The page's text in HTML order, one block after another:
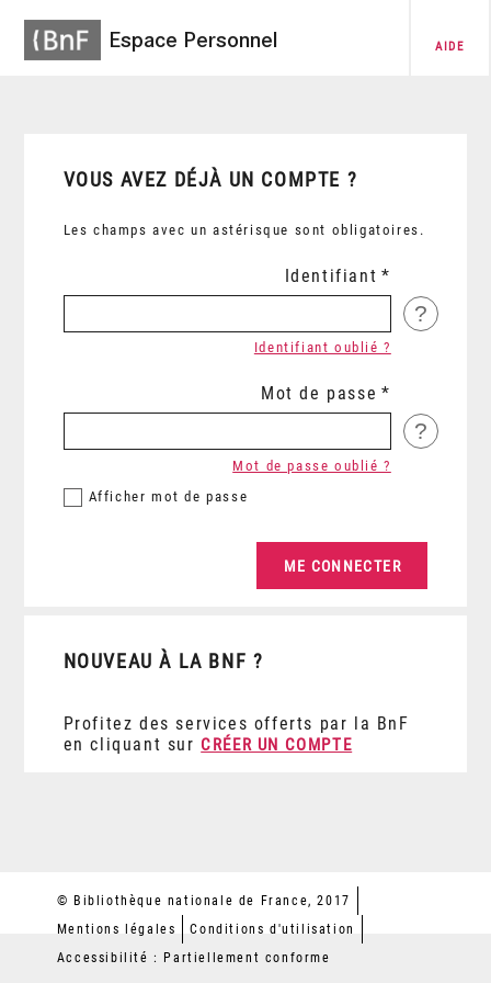
Espace Personnel AIDE
VOUS AVEZ DÉJÀ UN COMPTE ?
Les champs avec un astérisque sont obligatoires.
Identifiant
?
Identifiant oublié ?
Mot de passe
?
Afficher mot de passe
Mot de passe oublié ?
NOUVEAU À LA BNF ?
Profitez des services offerts par la BnF
en cliquant sur CRÉER UN COMPTE
© Bibliothèque nationale de France, 2017
Mentions légales
Conditions d'utilisation
Accessibilité : Partiellement conforme